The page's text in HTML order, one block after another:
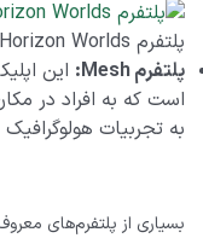
پلتفرم Horizon Worlds
پلتفرمMesh
: این
است که به افراد در
به تجربیات
بسیاری از پلتفرم‌های